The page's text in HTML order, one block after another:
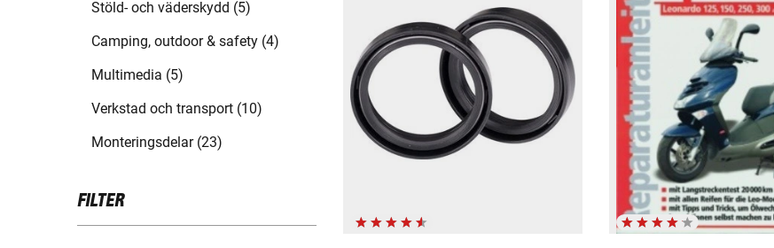
Stöld- och väderskydd (5)
Camping, outdoor & safety (4)
Multimedia (5)
Verkstad och transport (10)
Monteringsdelar (23)
FILTER